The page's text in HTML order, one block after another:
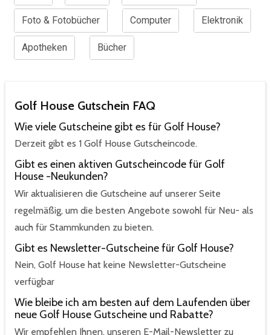
Foto & Fotobücher Computer Elektronik
Apotheken Bücher
Golf House Gutschein FAQ
Wie viele Gutscheine gibt es für Golf House?
Derzeit gibt es 1 Golf House Gutscheincode.
Gibt es einen aktiven Gutscheincode für Golf
House -Neukunden?
Wir aktualisieren die Gutscheine auf unserer Seite
regelmäßig, um die besten Angebote sowohl für Neu- als
auch für Stammkunden zu bieten.
Gibt es Newsletter-Gutscheine für Golf House?
Nein, Golf House hat keine Newsletter-Gutscheine
verfügbar
Wie bleibe ich am besten auf dem Laufenden über
neue Golf House Gutscheine und Rabatte?
Wir empfehlen Ihnen, unseren E-Mail-Newsletter zu